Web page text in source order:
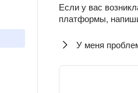
Если у вас
платформы,
У меня